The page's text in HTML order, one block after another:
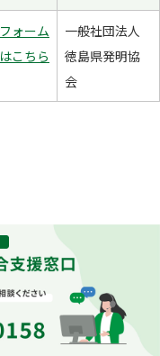
フォーム
はこちら
一般社団法人
徳島県発明協
会